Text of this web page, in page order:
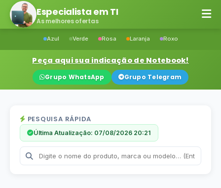
Especialista em TI
As melhores ofertas
Azul Verde Rosa Laranja Roxo
Peça aqui sua indicação de Notebook!
Grupo WhatsApp Grupo Telegram
PESQUISA RÁPIDA
Última Atualização: 07/08/2026 20:21